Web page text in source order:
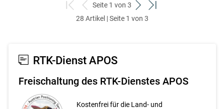
zum
ersten
zurück
zum
Seite 1 von 3
weiter
zum
zum
28 Artikel | Seite 1 von 3
RTK-Dienst APOS
Freischaltung des RTK-Dienstes APOS
Kostenfrei für die Land- und